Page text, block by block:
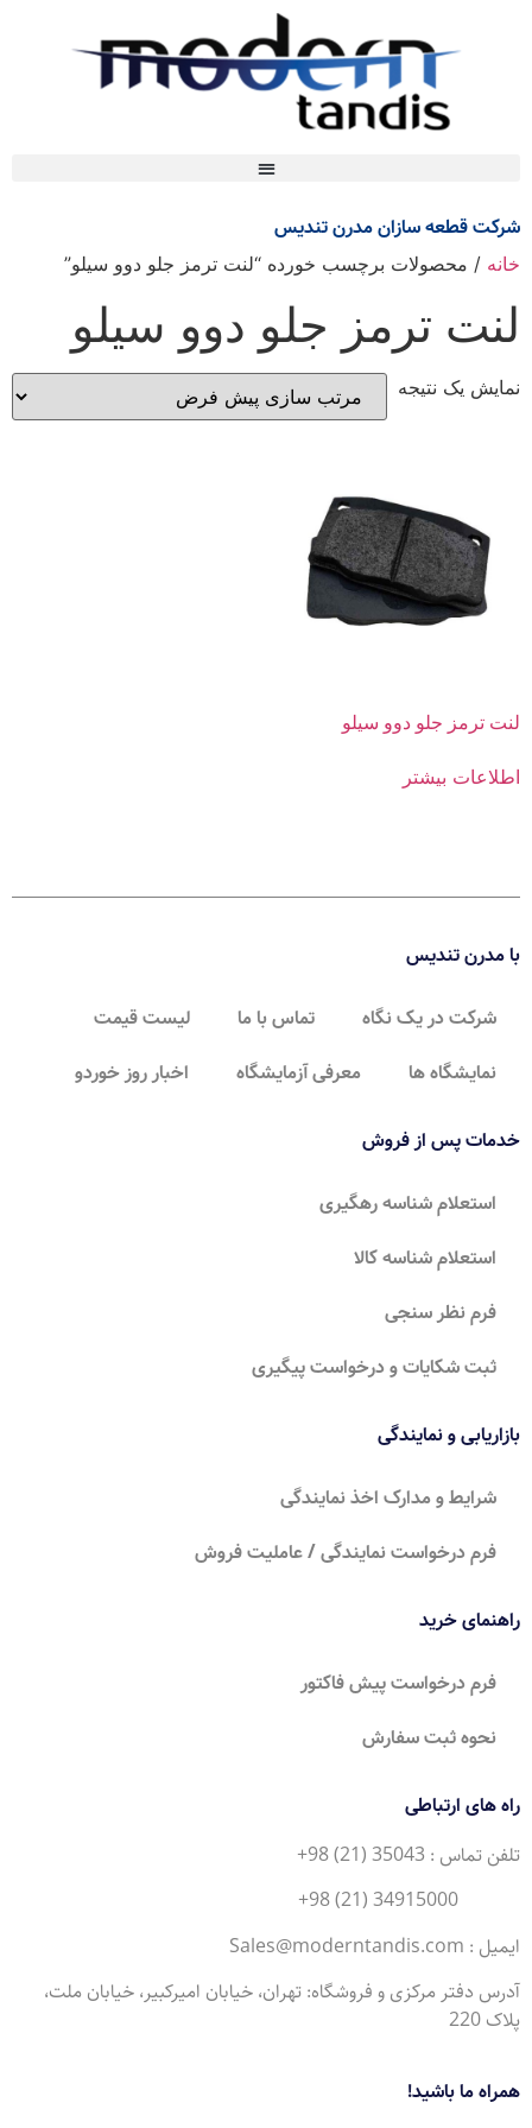
شرکت قطعه سازان مدرن تندیس
خانه / محصولات برچسب خورده “لنت ترمز جلو دوو سیلو”
لنت ترمز جلو دوو سیلو
نمایش یک نتیجه
لنت ترمز جلو دوو سیلو
اطلاعات بیشتر
با مدرن تندیس
شرکت در یک نگاه تماس با ما
لیست قیمت
نمایشگاه ها
معرفی آزمایشگاه اخبار روز خوردو
خدمات پس از فروش
استعلام شناسه رهگیری
استعلام شناسه کالا
فرم نظر سنجی
ثبت شکایات و درخواست پیگیری
بازاریابی و نمایندگی
شرایط و مدارک اخذ نمایندگی
فرم درخواست نمایندگی / عاملیت فروش
راهنمای خرید
فرم درخواست پیش فاکتور
نحوه ثبت سفارش
راه های ارتباطی
تلفن تماس : 35043 (21) 98+
ایمیل : Sales@moderntandis.com
آدرس دفتر مرکزی و فروشگاه: تهران، خیابان امیرکبیر، خیابان ملت،
پلاک 220
همراه ما باشید!